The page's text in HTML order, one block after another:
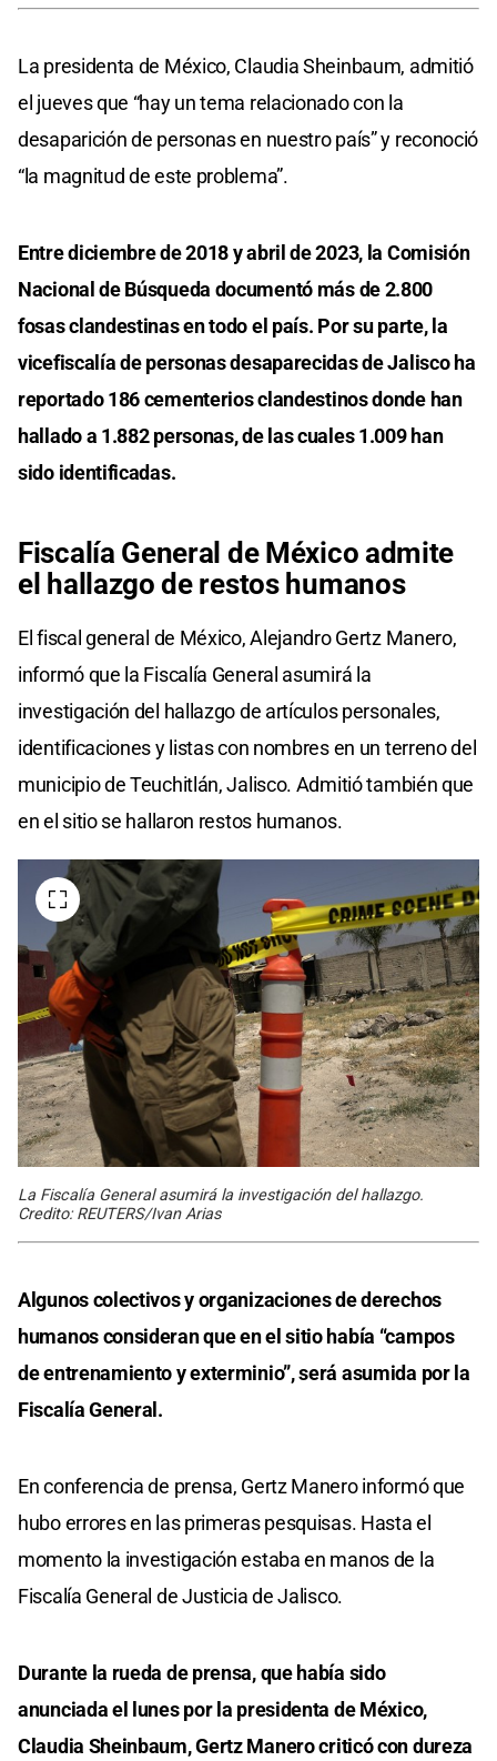
La presidenta de México, Claudia Sheinbaum, admitió
el jueves que “hay un tema relacionado con la
desaparición de personas en nuestro país” y reconoció
“la magnitud de este problema”.
Entre diciembre de 2018 y abril de 2023, la Comisión
Nacional de Búsqueda documentó más de 2.800
fosas clandestinas en todo el país. Por su parte, la
vicefiscalía de personas desaparecidas de Jalisco ha
reportado 186 cementerios clandestinos donde han
hallado a 1.882 personas, de las cuales 1.009 han
sido identificadas.
Fiscalía General de México admite
el hallazgo de restos humanos
El fiscal general de México, Alejandro Gertz Manero,
informó que la Fiscalía General asumirá la
investigación del hallazgo de artículos personales,
identificaciones y listas con nombres en un terreno del
municipio de Teuchitlán, Jalisco. Admitió también que
en el sitio se hallaron restos humanos.
La Fiscalía General asumirá la investigación del hallazgo.
Credito: REUTERS/Ivan Arias
Algunos colectivos y organizaciones de derechos
humanos consideran que en el sitio había “campos
de entrenamiento y exterminio”, será asumida por la
Fiscalía General.
En conferencia de prensa, Gertz Manero informó que
hubo errores en las primeras pesquisas. Hasta el
momento la investigación estaba en manos de la
Fiscalía General de Justicia de Jalisco.
Durante la rueda de prensa, que había sido
anunciada el lunes por la presidenta de México,
Claudia Sheinbaum, Gertz Manero criticó con dureza